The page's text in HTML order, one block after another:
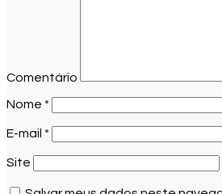
Comentário
Nome *
E-mail *
Site